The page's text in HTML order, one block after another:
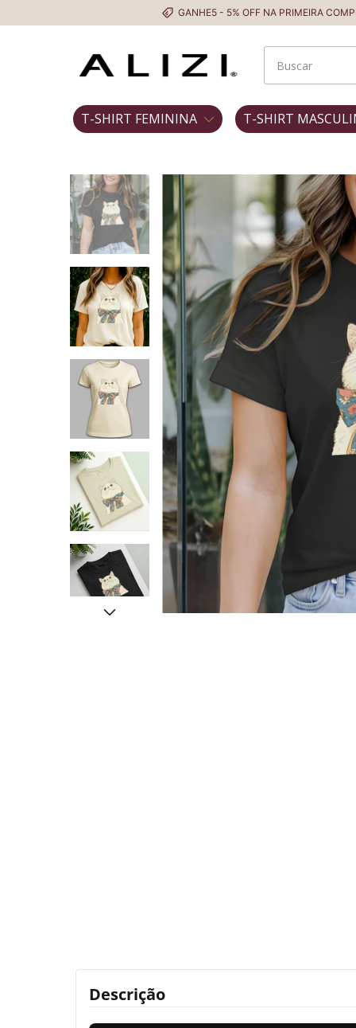
GANHE5 - 5% OFF NA PRIMEIRA COMPRA
T-SHIRT FEMININA T-SHIRT
Descrição